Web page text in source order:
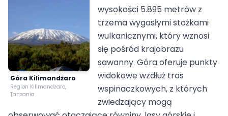
Góra Kilimandżaro
Region Kilimandżaro,
Tanzania
wysokości 5.895 metrów z
trzema wygasłymi stożkami
wulkanicznymi, który wznosi
się pośród krajobrazu
sawanny. Góra oferuje punkty
widokowe wzdłuż tras
wspinaczkowych, z których
zwiedzający mogą